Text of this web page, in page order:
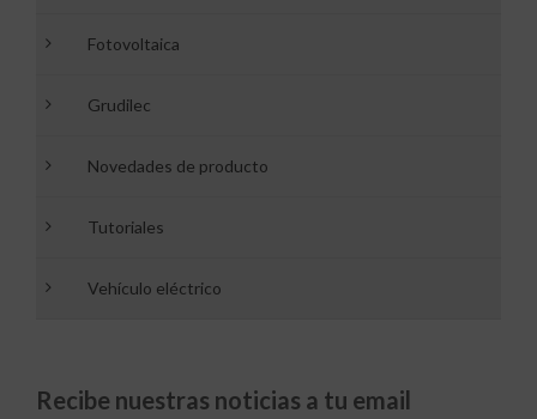
Fotovoltaica
Grudilec
Novedades de producto
Tutoriales
Vehículo eléctrico
Recibe nuestras noticias a tu email